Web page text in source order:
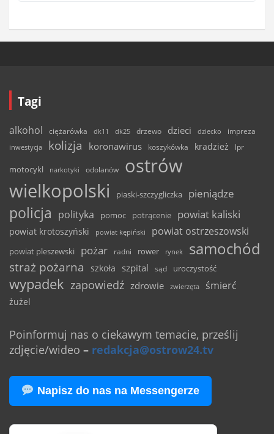
Tagi
alkohol ciężarówka dk11 dk25 drzewo dzieci dziecko
impreza
inwestycja
kolizja koronawirus koszykówka kradzież lpr
motocykl narkotyki odolanów
ostrów
wielkopolski
piaski-szczygliczka pieniądze
policja polityka pomoc potrącenie powiat kaliski
powiat krotoszyński powiat kępiński powiat ostrzeszowski
powiat pleszewski pożar radni rower rynek samochód
straż pożarna szkoła szpital sąd uroczystość
wypadek zapowiedź zdrowie zwierzęta śmierć
żużel
Poinformuj nas o ciekawym temacie, prześlij
zdjęcie/wideo – redakcja@ostrow24.tv
Napisz do nas na Messengerze